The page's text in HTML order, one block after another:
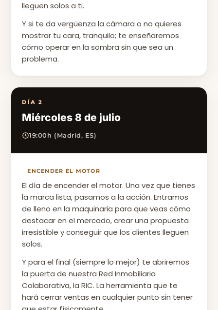
lleguen solos a ti.
Y si te da vergüenza la cámara o no quieres
mostrar tu cara, tranquilo; te enseñaremos
cómo operar en la sombra sin que sea un
problema.
DÍA 2
Miércoles 8 de julio
19:00h (Madrid, ES)
ENCENDER EL MOTOR
El día de encender el motor. Una vez que tienes
la marca lista, pasamos a la acción. Entramos
de lleno en la maquinaria para que veas cómo
destacar en el mercado, crear una propuesta
irresistible y conseguir que los clientes lleguen
solos.
Y para el final (siempre lo mejor) te abriremos
la puerta de nuestra Red Inmobiliaria
Colaborativa, la RIC. La herramienta que te
hará cerrar ventas en cualquier punto sin tener